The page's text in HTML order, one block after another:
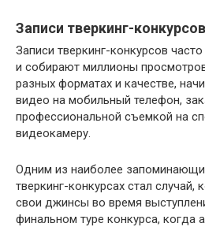
Записи тверкинг-конкурсов
Записи тверкинг-конкурсов
и собирают миллионы
разных форматах и качестве,
видео на мобильный телефон,
профессиональной съемкой на
видеокамеру.
Одним из наиболее
тверкинг-конкурсах стал случай,
свои джинсы во время
финальном туре конкурса, когда